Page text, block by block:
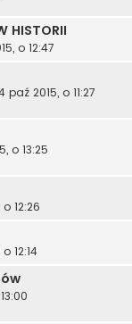
HISTORII
o 12:47
paź 2015, o 11:27
o 13:25
12:26
12:14